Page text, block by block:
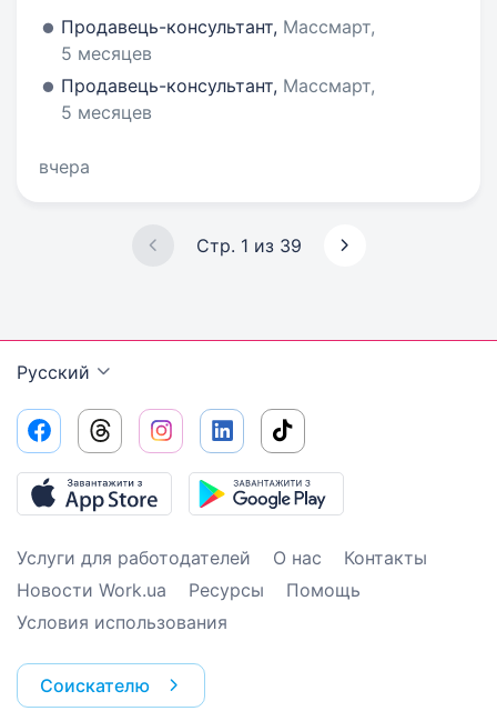
Продавець-консультант, Массмарт,
5 месяцев
Продавець-консультант, Массмарт,
5 месяцев
вчера
Стр. 1 из 39
Русский
Услуги для работодателей О нас
Контакты
Новости Work.ua
Ресурсы
Помощь
Условия использования
Соискателю